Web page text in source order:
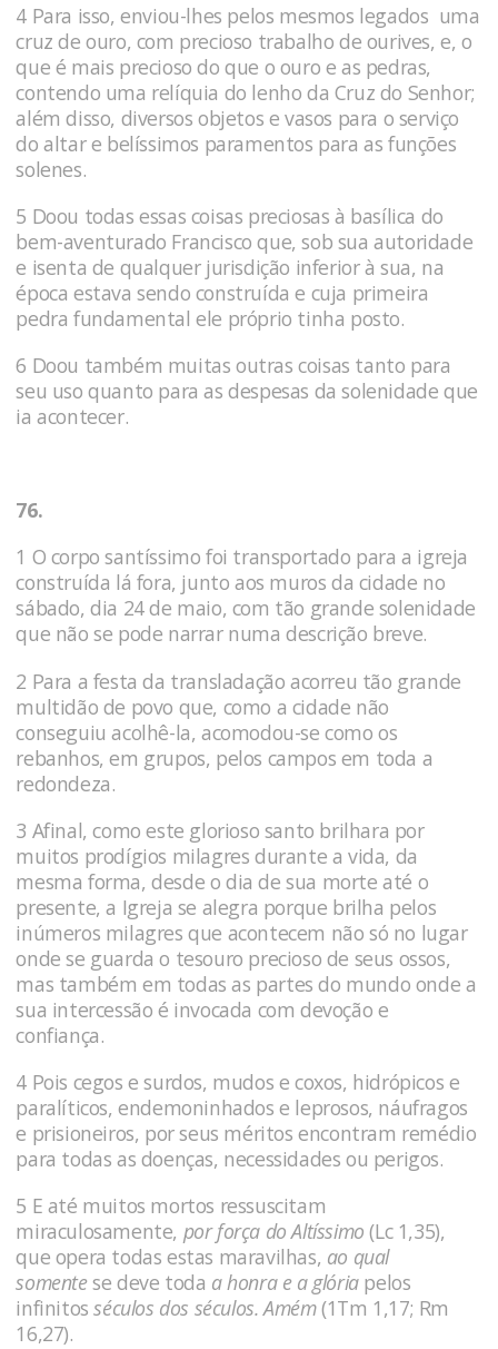
4 Para isso, enviou-lhes pelos mesmos legados uma
cruz de ouro, com precioso trabalho de ourives, e, o
que é mais precioso do que o ouro e as pedras,
contendo uma relíquia do lenho da Cruz do Se­nhor;
além disso, diversos objetos e vasos para o serviço
do altar e belíssimos paramentos para as funções
solenes.
5 Doou todas essas coisas preciosas à basílica do
bem-aventurado Francisco que, sob sua autoridade
e isenta de qualquer jurisdição inferior à sua, na
época estava sendo construída e cuja primeira
pedra fundamental ele próprio tinha posto.
6 Doou também muitas outras coisas tanto para
seu uso quanto para as despesas da solenidade que
ia acontecer.
76.
1 O corpo santíssimo foi transportado para a igreja
construída lá fora, junto aos muros da cidade no
sábado, dia 24 de maio, com tão grande solenidade
que não se pode narrar numa descri­ção breve.
2 Para a festa da transladação acorreu tão grande
multidão de povo que, como a cidade não
conseguiu acolhê-la, acomodou-se como os
rebanhos, em grupos, pelos campos em toda a
redondeza.
3 Afinal, como este glorioso santo brilhara por
muitos prodígios milagres durante a vida, da
mesma forma, desde o dia de sua morte até o
presente, a Igreja se alegra porque brilha pelos
inúmeros milagres que acontecem não só no lugar
onde se guarda o tesouro precioso de seus ossos,
mas também em todas as partes do mundo onde a
sua intercessão é invocada com devoção e
confiança.
4 Pois cegos e surdos, mudos e coxos, hidrópicos e
paralíticos, ende­moninhados e leprosos, náufragos
e prisioneiros, por seus méritos encontram remédio
para todas as doenças, necessidades ou perigos.
5 E até muitos mortos ressuscitam
miraculosamente, por força do Altíssimo(Lc 1,35),
que opera todas estas maravilhas, ao qual
somentese deve toda a honra e a glória pelos
infinitosséculos dos séculos. Amém(1Tm 1,17; Rm
16,27).